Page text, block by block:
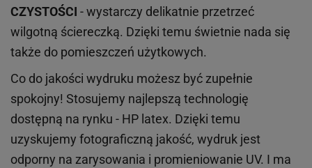
CZYSTOŚCI - wystarczy delikatnie przetrzeć
wilgotną ściereczką. Dzięki temu świetnie nada się
także do pomieszczeń użytkowych.
Co do jakości wydruku możesz być zupełnie
spokojny! Stosujemy najlepszą technologię
dostępną na rynku - HP latex. Dzięki temu
uzyskujemy fotograficzną jakość, wydruk jest
odporny na zarysowania i promieniowanie UV. I ma